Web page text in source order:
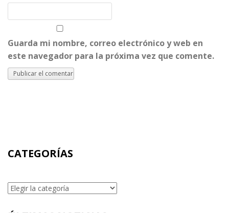
Guarda mi nombre, correo electrónico y web en
este navegador para la próxima vez que comente.
CATEGORÍAS
Categorías